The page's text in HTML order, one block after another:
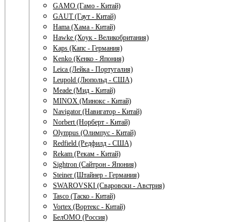
GAMO (Гамо - Китай)
GAUT (Гаут - Китай)
Hama (Хама - Китай)
Hawke (Хоук - Великобритания)
Kaps (Капс - Германия)
Kenko (Кенко - Япония)
Leica (Лейка - Португалия)
Leupold (Люпольд - США)
Meade (Мид - Китай)
MINOX (Минокс - Китай)
Navigator (Навигатор - Китай)
Norbert (Норберт - Китай)
Olympus (Олимпус - Китай)
Redfield (Редфилд - США)
Rekam (Рекам - Китай)
Sightron (Сайтрон - Япония)
Steiner (Штайнер - Германия)
SWAROVSKI (Сваровски - Австрия)
Tasco (Таско - Китай)
Vortex (Вортекс - Китай)
БелОМО (Россия)